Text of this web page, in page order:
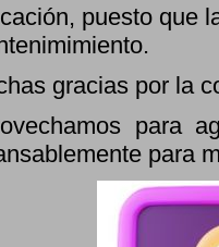
puesto que
gracias por la
para
para